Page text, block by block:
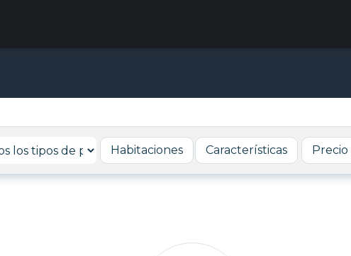
Precio
Habitaciones Características